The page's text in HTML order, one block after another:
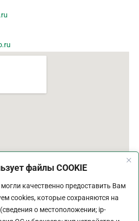
файлы COOKIE
качественно предоставить Вам
cookies, которые сохраняются на
о местоположении; ip-